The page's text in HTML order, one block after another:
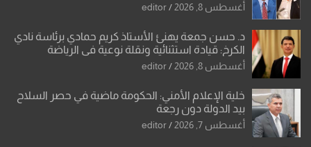
أغسطس 8, 2026 editor
د. حسن جمعة يهنئ الأستاذ كريم حمادي برئاسة نادي
الكرخ: قيادة استثنائية ونقلة نوعية في الرياضة
العراقية
أغسطس 8, 2026 editor
خلية الإعلام الأمني: الحكومة ماضية في حصر السلاح
بيد الدولة دون رجعة
أغسطس 7, 2026 editor